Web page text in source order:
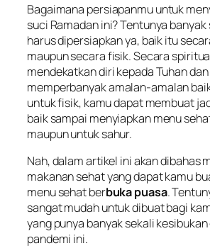
Bagaimana persiapanmu untuk
suci Ramadan ini? Tentunya banyak
harus dipersiapkan ya, baik itu
maupun secara fisik. Secara
mendekatkan diri kepada Tuhan
memperbanyak amalan-amalan
untuk fisik, kamu dapat membuat
baik sampai menyiapkan menu
maupun untuk sahur.
Nah, dalam artikel ini akan dibahas
makanan sehat yang dapat kamu
menu sehat berbuka puasa.
sangat mudah untuk dibuat bagi
yang punya banyak sekali
pandemi ini.